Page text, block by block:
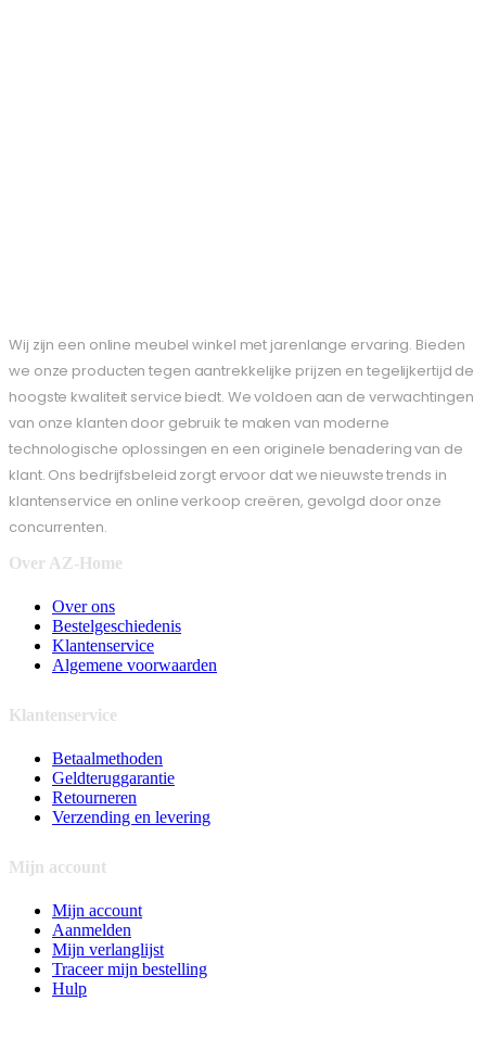
Wij zijn een online meubel winkel met jarenlange ervaring. Bieden
we onze producten tegen aantrekkelijke prijzen en tegelijkertijd de
hoogste kwaliteit service biedt. We voldoen aan de verwachtingen
van onze klanten door gebruik te maken van moderne
technologische oplossingen en een originele benadering van de
klant. Ons bedrijfsbeleid zorgt ervoor dat we nieuwste trends in
klantenservice en online verkoop creëren, gevolgd door onze
concurrenten.
Over AZ-Home
Over ons
Bestelgeschiedenis
Klantenservice
Algemene voorwaarden
Klantenservice
Betaalmethoden
Geldteruggarantie
Retourneren
Verzending en levering
Mijn account
Mijn account
Aanmelden
Mijn verlanglijst
Traceer mijn bestelling
Hulp